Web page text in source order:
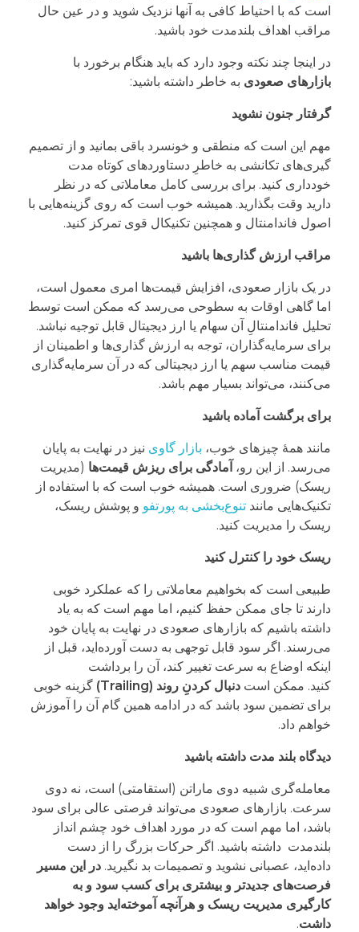
است که با احتیاط کافی به آنها نزدیک شوید و در عین حال
مراقب اهداف بلندمدت خود باشید.
در اینجا چند نکته وجود دارد که باید هنگام برخورد با
بازارهای صعودی به خاطر داشته باشید:
گرفتار جنون نشوید
مهم این است که منطقی و خونسرد باقی بمانید و از تصمیم
گیری‌های تکانشی به خاطرِ دستاوردهای کوتاه مدت
خودداری کنید. برای بررسی کامل معاملاتی که در نظر
دارید وقت بگذارید. همیشه خوب است که روی گزینه‌هایی با
اصول فاندامنتال و همچنین تکنیکال قوی تمرکز کنید.
مراقب ارزش گذاری‌ها باشید
در یک بازار صعودی، افزایش قیمت‌ها امری معمول است،
اما گاهی اوقات به سطوحی می‌رسد که ممکن است توسط
تحلیل فاندامنتالِ آن سهام یا ارز دیجیتال قابل توجیه نباشد.
برای سرمایه‌گذاران، توجه به ارزش گذاری‌ها و اطمینان از
قیمت مناسب سهم یا ارز دیجیتالی که در آن سرمایه‌گذاری
می‌کنند، می‌تواند بسیار مهم باشد.
برای برگشت آماده باشید
مانند همۀ چیزهای خوب، بازار گاوی نیز در نهایت به پایان
می‌رسد. از این رو، آمادگی برای ریزش قیمت‌ها (مدیریت
ریسک) ضروری است. همیشه خوب است که با استفاده از
تکنیک‌هایی مانند تنوع‌بخشی به پورتفو و پوشش ریسک،
ریسک را مدیریت کنید.
ریسک خود را کنترل کنید
طبیعی است که بخواهیم معاملاتی را که عملکرد خوبی
دارند تا جای ممکن حفظ کنیم، اما مهم است که به یاد
داشته باشیم که بازارهای صعودی در نهایت به پایان خود
می‌رسند. اگر سود قابل توجهی به دست آورده‌اید، قبل از
اینکه اوضاع به سرعت تغییر کند، آن را برداشت
کنید. ممکن است دنبال کردنِ روند (Trailing)
گزینه خوبی
برای تضمین سود باشد که در ادامه همین گام آن را آموزش
خواهم داد.
دیدگاه بلند مدت داشته باشید
معامله‌گری شبیه دوی ماراتن (استقامتی) است، نه دوی
سرعت. بازارهای صعودی می‌تواند فرصتی عالی برای سود
باشد، اما مهم است که در مورد اهداف خود چشم انداز
بلندمدت داشته باشید. اگر حرکات بزرگ را از دست
داده‌اید، عصبانی نشوید و تصمیمات بد نگیرید. در این مسیر
فرصت‌های جدیدتر و بیشتری برای کسب سود و به
کارگیری مدیریت ریسک و هرآنچه آموخته‌اید وجود خواهد
داشت.